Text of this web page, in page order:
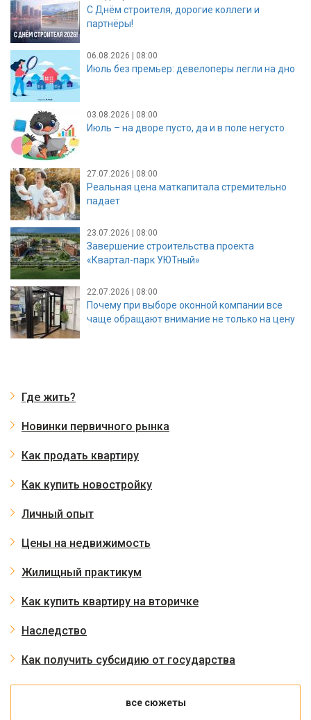
С Днём строителя, дорогие коллеги и
партнёры!
06.08.2026 | 08:00
Июль без премьер: девелоперы легли на дно
03.08.2026 | 08:00
Июль – на дворе пусто, да и в поле негусто
27.07.2026 | 08:00
Реальная цена маткапитала стремительно
падает
23.07.2026 | 08:00
Завершение строительства проекта
«Квартал-парк УЮТный»
22.07.2026 | 08:00
Почему при выборе оконной компании все
чаще обращают внимание не только на цену
Где жить?
Новинки первичного рынка
Как продать квартиру
Как купить новостройку
Личный опыт
Цены на недвижимость
Жилищный практикум
Как купить квартиру на вторичке
Наследство
Как получить субсидию от государства
все сюжеты